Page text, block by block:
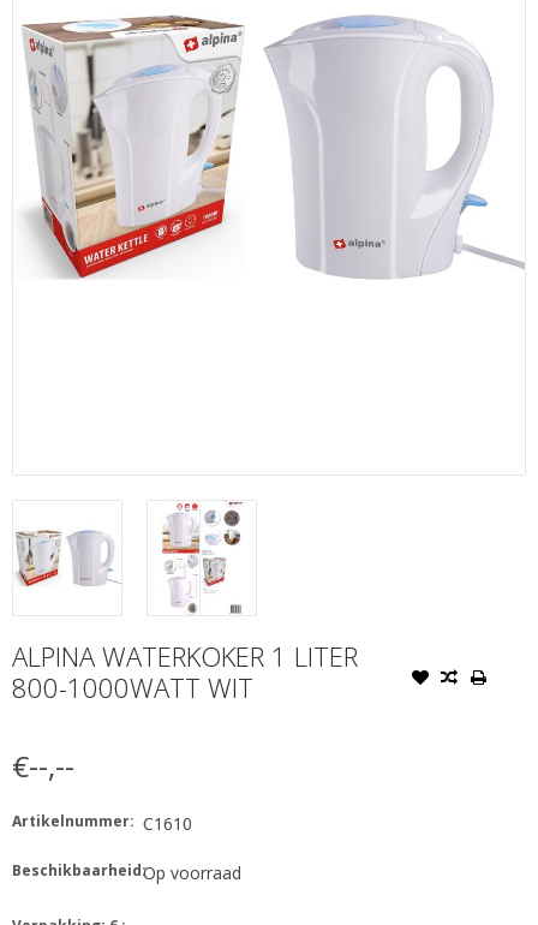
ALPINA WATERKOKER 1 LITER
800-1000WATT WIT
€--,--
Artikelnummer: C1610
Beschikbaarheid:Op voorraad